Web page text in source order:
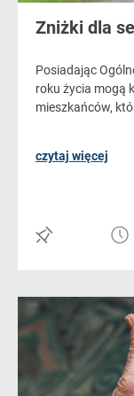
Zniżki dla
Posiadając
roku życia mogą
mieszkańców,
czytaj więcej